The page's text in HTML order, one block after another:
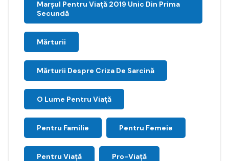
Marșul Pentru Viață 2019 Unic Din Prima
Secundă
Mărturii
Mărturii Despre Criza De Sarcină
O Lume Pentru Viață
Pentru Familie Pentru Femeie
Pentru Viață Pro-Viață